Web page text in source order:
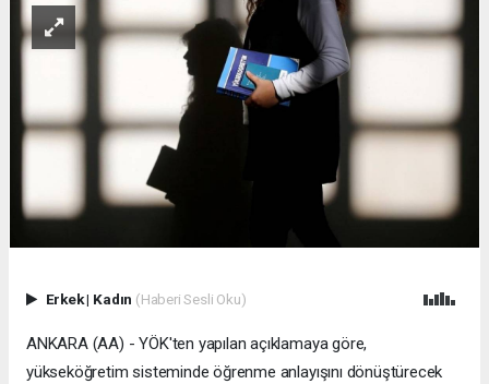
Erkek| Kadın (Haberi Sesli Oku)
ANKARA (AA) - YÖK'ten yapılan açıklamaya göre,
yükseköğretim sisteminde öğrenme anlayışını dönüştürecek